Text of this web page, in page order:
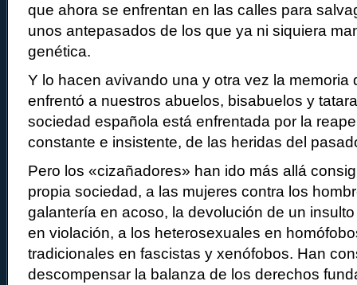
que ahora se enfrentan en las calles para
unos antepasados de los que ya ni siquiera
genética.
Y lo hacen avivando una y otra vez la memoria
enfrentó a nuestros abuelos, bisabuelos y
sociedad española está enfrentada por la
constante e insistente, de las heridas del
Pero los «cizañadores» han ido más allá
propia sociedad, a las mujeres contra los
galantería en acoso, la devolución de un
en violación, a los heterosexuales en
tradicionales en fascistas y xenófobos. Han
descompensar la balanza de los derechos